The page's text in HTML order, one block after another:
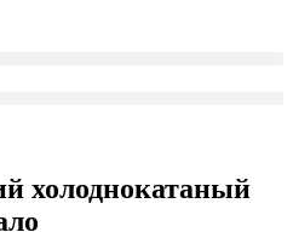
холоднокатаный